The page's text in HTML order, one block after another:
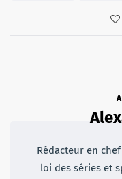
Rédacteur en
loi des séries et